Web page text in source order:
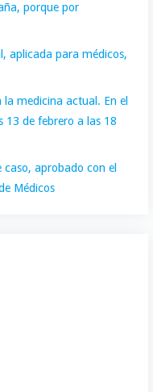
porque por
aplicada para médicos,
medicina actual. En el
13 de febrero a las 18
caso, aprobado con el
Médicos